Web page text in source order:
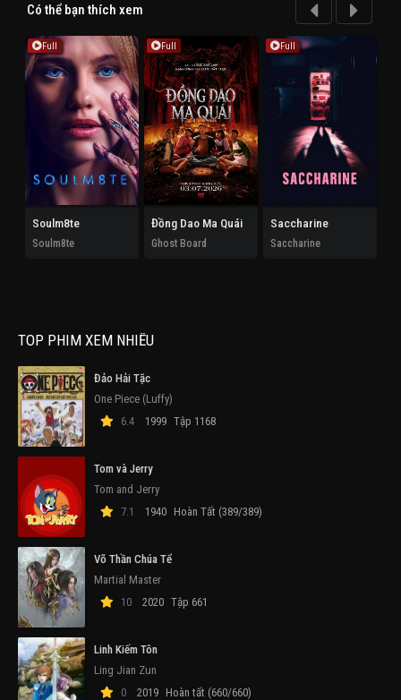
Có thể bạn thích xem
Full
Soulm8te
Soulm8te
Full
Đồng Dao Ma Quái
Ghost Board
Full
Saccharine
Saccharine
TOP PHIM XEM NHIỀU
Đảo Hải Tặc
One Piece (Luffy)
6.4
1999 Tập 1168
Tom và Jerry
Tom and Jerry
7.1
1940 Hoàn Tất (389/389)
Võ Thần Chúa Tể
Martial Master
10
2020 Tập 661
Linh Kiếm Tôn
Ling Jian Zun
0
2019 Hoàn tất (660/660)